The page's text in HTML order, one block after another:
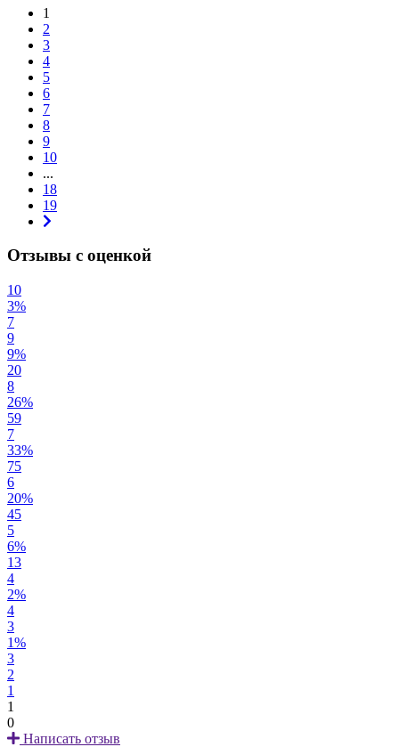
1
2
3
4
5
6
7
8
9
10
...
18
19
Отзывы с оценкой
10
3%
7
9
9%
20
8
26%
59
7
33%
75
6
20%
45
5
6%
13
4
2%
4
3
1%
3
2
1
1
0
Написать отзыв